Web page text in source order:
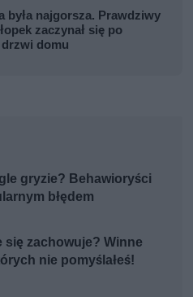
była najgorsza. Prawdziwy
zaczynał się po
domu
gryzie? Behawioryści
błędem
się zachowuje? Winne
nie pomyślałeś!